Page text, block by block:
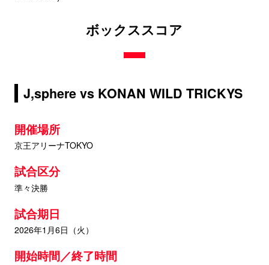
ボックススコア
J,sphere vs KONAN WILD TRICKYS
開催場所
京王アリーナTOKYO
試合区分
準々決勝
試合期日
2026年1月6日（火）
開始時間／終了時間